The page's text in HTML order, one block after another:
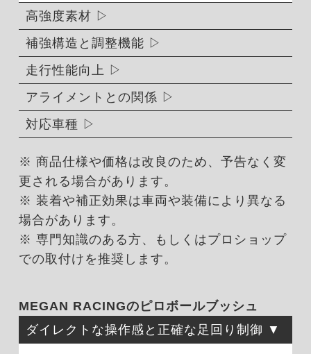
高強度素材
補強構造と調整機能
走行性能向上
アライメントとの関係
対応車種
※ 商品仕様や価格は改良のため、予告なく変
更される場合があります。
※ 装着や補正効果は車両や装備により異なる
場合があります。
※ 専門知識のある方、もしくはプロショップ
での取付けを推奨します。
MEGAN RACINGのピロボールブッシュ
ダイレクトな操作感と正確な足回り制御